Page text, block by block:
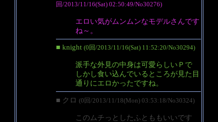
回/2013/11/16(Sat) 02:50:49/No30276)
エロい気がムンムンなモデルさんです
ね～。
■ knight (0回/2013/11/16(Sat) 11:52:20/No30294)
派手な外見の中身は可愛らしいＰで
しかし食い込んでいるところが見た目
通りにエロかったですね。
■ クロ (0回/2013/11/18(Mon) 03:53:18/No30324)
このムチっとしたふとももいいです